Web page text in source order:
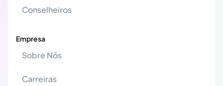
Conselheiros
Empresa
Sobre Nós
Carreiras